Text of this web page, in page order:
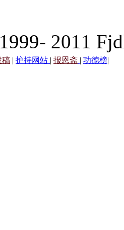
2011
稿 | 护持网站 | 报恩斋 | 功德榜|